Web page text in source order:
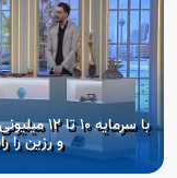
با سرمایه
و رزین را